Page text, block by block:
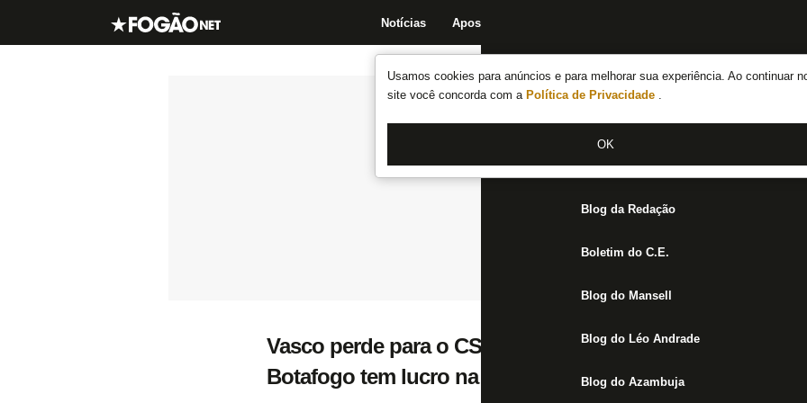
Usamos cookies para anúncios e para melhorar sua experiência. Ao continuar
site você concorda com a Política de Privacidade .
OK
Notícias Apostas
Notícias do Botafogo
Fórum
Jogos
Blog da Redação
Boletim do C.E.
Blog do Mansell
Blog do Léo Andrade
Blog do Azambuja
Vasco perde para o CSA em casa e fica longe do G-4 da
Botafogo tem lucro na rodada